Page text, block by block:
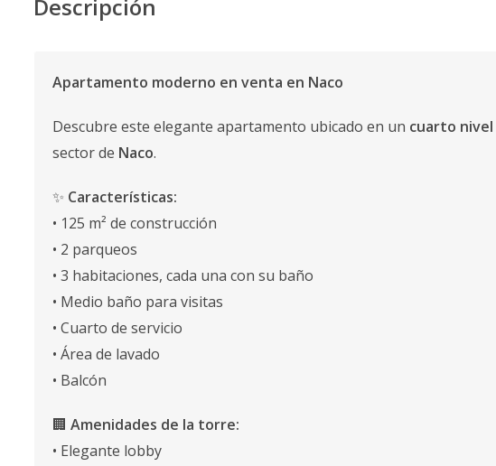
Descripción
Apartamento moderno en venta en Naco
Descubre este elegante apartamento ubicado en un cuarto nivel
sector de Naco.
✨ Características:
• 125 m² de construcción
• 2 parqueos
• 3 habitaciones, cada una con su baño
• Medio baño para visitas
• Cuarto de servicio
• Área de lavado
• Balcón
🏢 Amenidades de la torre:
• Elegante lobby